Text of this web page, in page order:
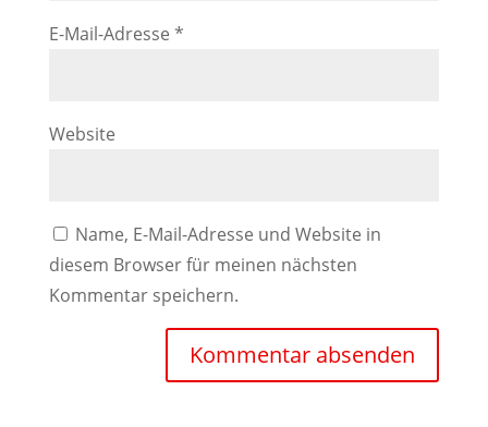
E-Mail-Adresse *
Website
Name, E-Mail-Adresse und Website in
diesem Browser für meinen nächsten
Kommentar speichern.